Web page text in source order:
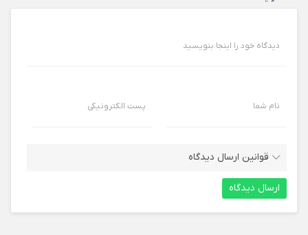
دیدگاه خود را اینجا بنویسید
نام شما پست الکترونیکی
قوانین ارسال دیدگاه